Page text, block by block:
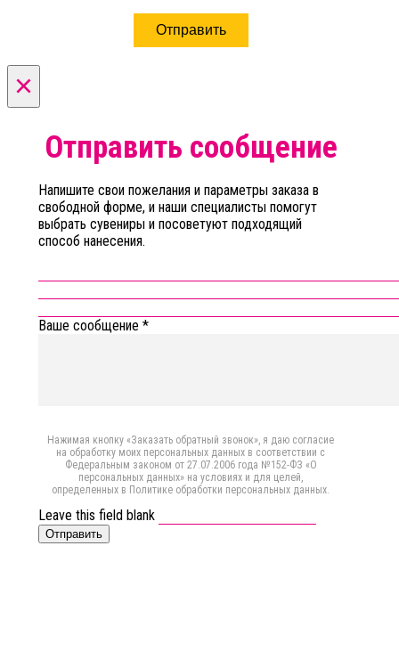
Отправить
×
Отправить сообщение
Напишите свои пожелания и параметры заказа в
свободной форме, и наши специалисты помогут
выбрать сувениры и посоветуют подходящий
способ нанесения.
Ваше сообщение *
Нажимая кнопку «Заказать обратный звонок», я даю согласие
на обработку моих персональных данных в соответствии с
Федеральным законом от 27.07.2006 года №152-ФЗ «О
персональных данных» на условиях и для целей,
определенных в Политике обработки персональных данных.
Leave this field blank
Отправить